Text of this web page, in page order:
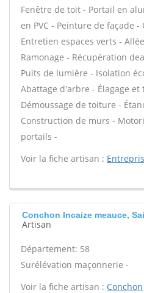
Fenêtre de toit - Portail en
en PVC - Peinture de façade -
Entretien espaces verts -
Ramonage - Récupération
Puits de lumière - Isolation
Abattage d'arbre - Élagage et
Démoussage de toiture -
Construction de murs -
portails -
Voir la fiche artisan :
Conchon Incaize meauce,
Artisan
Département: 58
Surélévation maçonnerie -
Voir la fiche artisan : Conchon